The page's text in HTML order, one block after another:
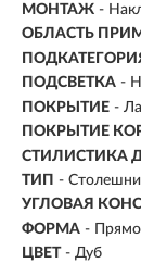
МОНТАЖ -
ОБЛАСТЬ
ПОДСВЕТКА -
ПОКРЫТИЕ -
ПОКРЫТИЕ
СТИЛИСТИКА
ТИП -
УГЛОВАЯ
ФОРМА -
ЦВЕТ - Дуб